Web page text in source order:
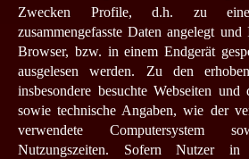
Zwecken Profile, d.h. zu
zusammengefasste Daten angelegt
Browser, bzw. in einem Endgerät
ausgelesen werden. Zu den
insbesondere besuchte Webseiten
sowie technische Angaben, wie der
verwendete Computersystem
Nutzungszeiten. Sofern Nutzer